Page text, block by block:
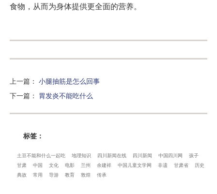
食物，从而为身体提供更全面的营养。
上一篇 ： 小腿抽筋是怎么回事
下一篇 ： 胃发炎不能吃什么
标签：
土豆不能和什么一起吃 地理知识 四川新闻在线 四川新闻 中国四川网
孩子
甘肃
中国 文化 电影 兰州 余建祥 中国儿童文学网 非遗 甘肃省
历史
典故
常用 导游 教育 敦煌 传承